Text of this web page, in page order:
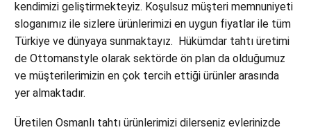
kendimizi geliştirmekteyiz. Koşulsuz müşteri memnuniyeti
sloganımız ile sizlere ürünlerimizi en uygun fiyatlar ile tüm
Türkiye ve dünyaya sunmaktayız. Hükümdar tahtı üretimi
de Ottomanstyle olarak sektörde ön plan da olduğumuz
ve müşterilerimizin en çok tercih ettiği ürünler arasında
yer almaktadır.
Üretilen Osmanlı tahtı ürünlerimizi dilerseniz evlerinizde